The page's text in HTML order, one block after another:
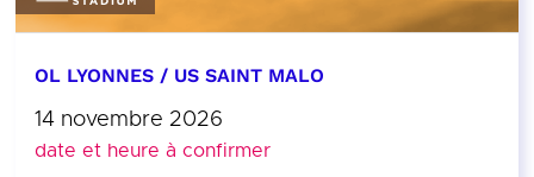
OL LYONNES / US SAINT MALO
14 novembre 2026
date et heure à confirmer